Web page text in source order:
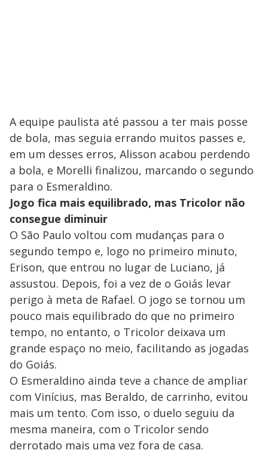
A equipe paulista até passou a ter mais posse
de bola, mas seguia errando muitos passes e,
em um desses erros, Alisson acabou perdendo
a bola, e Morelli finalizou, marcando o segundo
para o Esmeraldino.
Jogo fica mais equilibrado, mas Tricolor não
consegue diminuir
O São Paulo voltou com mudanças para o
segundo tempo e, logo no primeiro minuto,
Erison, que entrou no lugar de Luciano, já
assustou. Depois, foi a vez de o Goiás levar
perigo à meta de Rafael. O jogo se tornou um
pouco mais equilibrado do que no primeiro
tempo, no entanto, o Tricolor deixava um
grande espaço no meio, facilitando as jogadas
do Goiás.
O Esmeraldino ainda teve a chance de ampliar
com Vinícius, mas Beraldo, de carrinho, evitou
mais um tento. Com isso, o duelo seguiu da
mesma maneira, com o Tricolor sendo
derrotado mais uma vez fora de casa.